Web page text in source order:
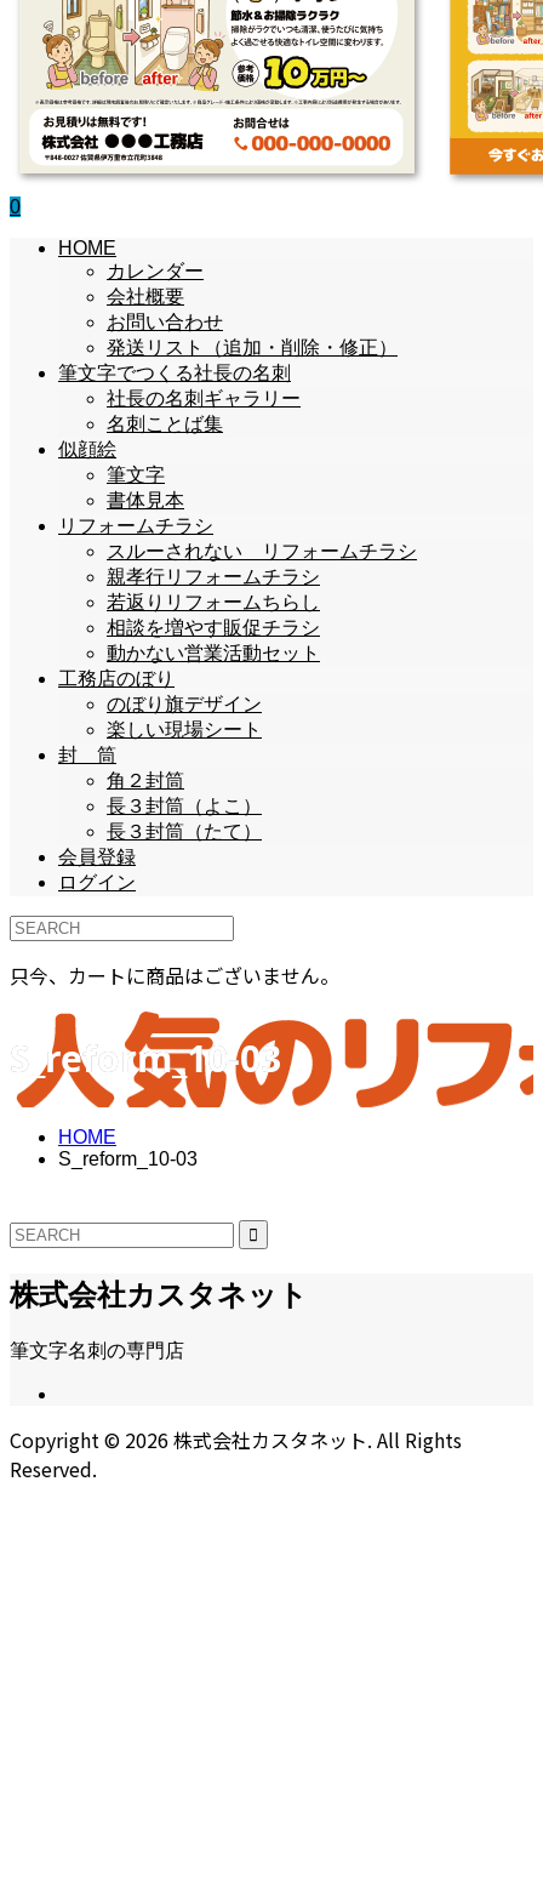
0
HOME
カレンダー
会社概要
お問い合わせ
発送リスト（追加・削除・修正）
筆文字でつくる社長の名刺
社長の名刺ギャラリー
名刺ことば集
似顔絵
筆文字
書体見本
リフォームチラシ
スルーされない リフォームチラシ
親孝行リフォームチラシ
若返りリフォームちらし
相談を増やす販促チラシ
動かない営業活動セット
工務店のぼり
のぼり旗デザイン
楽しい現場シート
封 筒
角２封筒
長３封筒（よこ）
長３封筒（たて）
会員登録
ログイン
只今、カートに商品はございません。
S_reform_10-03
HOME
S_reform_10-03
株式会社カスタネット
筆文字名刺の専門店
Copyright © 2026株式会社カスタネット. All Rights
Reserved.